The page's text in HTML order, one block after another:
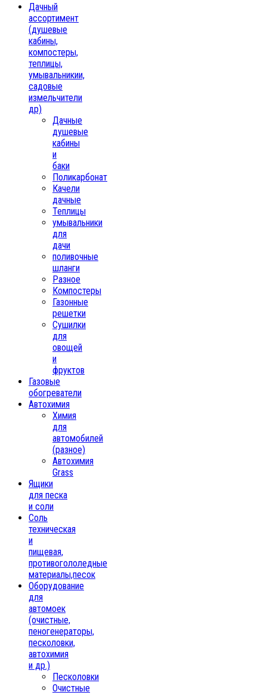
Дачный
ассортимент
(душевые
кабины,
компостеры,
теплицы,
умывальникии,
садовые
измельчители
др)
Дачные
душевые
кабины
и
баки
Поликарбонат
Качели
дачные
Теплицы
умывальники
для
дачи
поливочные
шланги
Разное
Компостеры
Газонные
решетки
Сушилки
для
овощей
и
фруктов
Газовые
обогреватели
Автохимия
Химия
для
автомобилей
(разное)
Автохимия
Grass
Ящики
для песка
и соли
Соль
техническая
и
пищевая,
противогололедные
материалы,песок
Oборудование
для
автомоек
(очистные,
пеногенераторы,
песколовки,
автохимия
и др.)
Песколовки
Очистные